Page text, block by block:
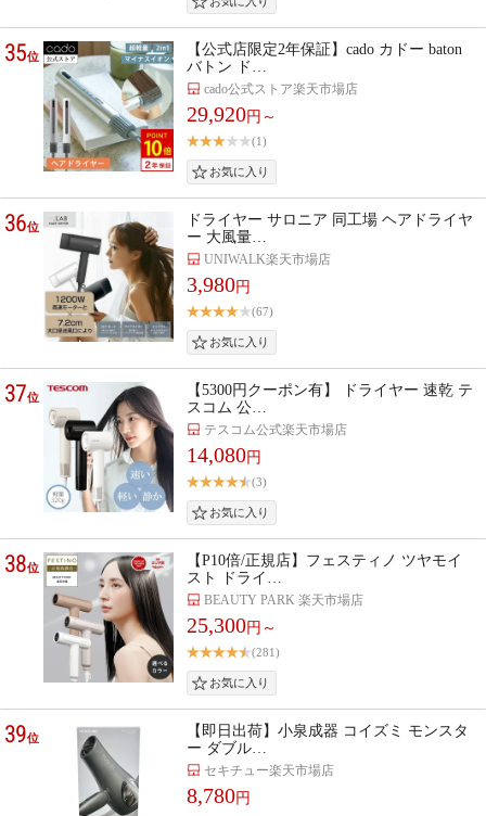
35位
【公式店限定2年保証】cado カドー baton
バトン ド…
cado公式ストア楽天市場店
29,920円～
(1)
36位
ドライヤー サロニア 同工場 ヘアドライヤ
ー 大風量…
UNIWALK楽天市場店
3,980円
(67)
37位
【5300円クーポン有】 ドライヤー 速乾 テ
スコム 公…
テスコム公式楽天市場店
14,080円
(3)
38位
【P10倍/正規店】フェスティノ ツヤモイ
スト ドライ…
BEAUTY PARK 楽天市場店
25,300円～
(281)
39位
【即日出荷】小泉成器 コイズミ モンスタ
ー ダブル…
セキチュー楽天市場店
8,780円